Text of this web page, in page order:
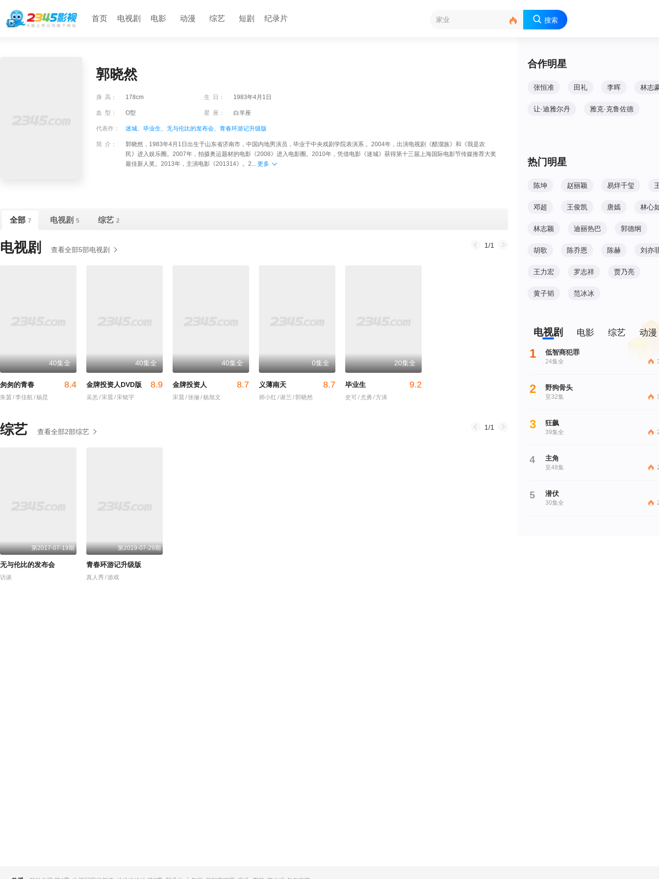
首页 电视剧 电影 动漫 综艺 短剧 纪录片  搜索
郭晓然
身 高： 178cm 生 日： 1983年4月1日
血 型： O型 星 座： 白羊座
代表作： 迷城、 毕业生、 无与伦比的发布会、 青春环游记升级版
简 介：
郭晓然，1983年4月1日出生于山东省济南市，中国内地男演员，毕业于中央戏剧学院表演系 。2004年，出演电视剧《醋溜族》和《我是农
民》进入娱乐圈。2007年，拍摄奥运题材的电影《2008》进入电影圈。2010年，凭借电影《迷城》获得第十三届上海国际电影节传媒推荐大奖
最佳新人奖。2013年，主演电影《201314》。2... 更多
全部 7 电视剧 5 综艺 2
电视剧 查看全部5部电视剧
1/1
40集全
匆匆的青春 8.4
朱茵/李佳航/杨昆
40集全
金牌投资人DVD版 8.9
吴恙/宋晨 /宋铭宇
40集全
金牌投资人 8.7
宋晨 /张俪 /杨旭文
0集全
义薄南天 8.7
师小红 /谢兰 /郭晓然
20集全
毕业生 9.2
史可/ 尤勇 /方涛
综艺 查看全部2部综艺
1/1
第2017-07-19期
无与伦比的发布会
访谈
第2019-07-29期
青春环游记升级版
真人秀 /游戏
合作明星
张恒准 田礼 李晖 林志
让·迪雅尔丹 雅克·克鲁佐德
热门明星
陈坤 赵丽颖 易烊千玺
邓超 王俊凯 唐嫣 林心
林志颖 迪丽热巴 郭德纲
胡歌 陈乔恩 陈赫 刘亦
王力宏 罗志祥 贾乃亮
黄子韬 范冰冰
电视剧 电影 综艺 动漫
1 低智商犯罪
24集全
2 野狗骨头
至32集
3 狂飙
39集全
4 主角
至48集
5 潜伏
30集全